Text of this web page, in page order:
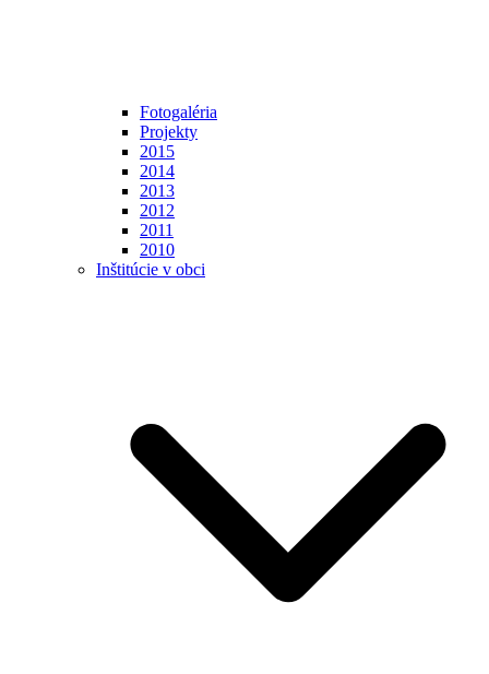
Fotogaléria
Projekty
2015
2014
2013
2012
2011
2010
Inštitúcie v obci